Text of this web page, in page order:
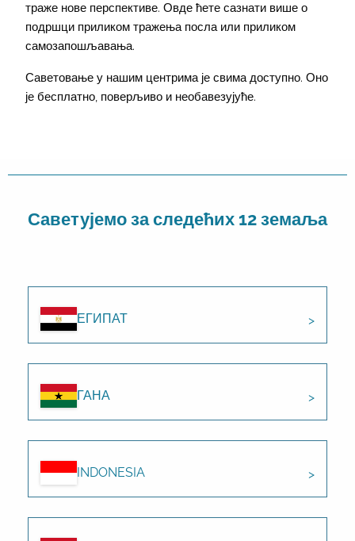
траже нове перспективе. Овде ћете сазнати више о
подршци приликом тражења посла или приликом
самозапошљавања.
Саветовање у нашим центрима је свима доступно. Оно
је бесплатно, поверљиво и необавезујуће.
Саветујемо за следећих 12 земаља
ЕГИПАТ
ГАНА
INDONESIA